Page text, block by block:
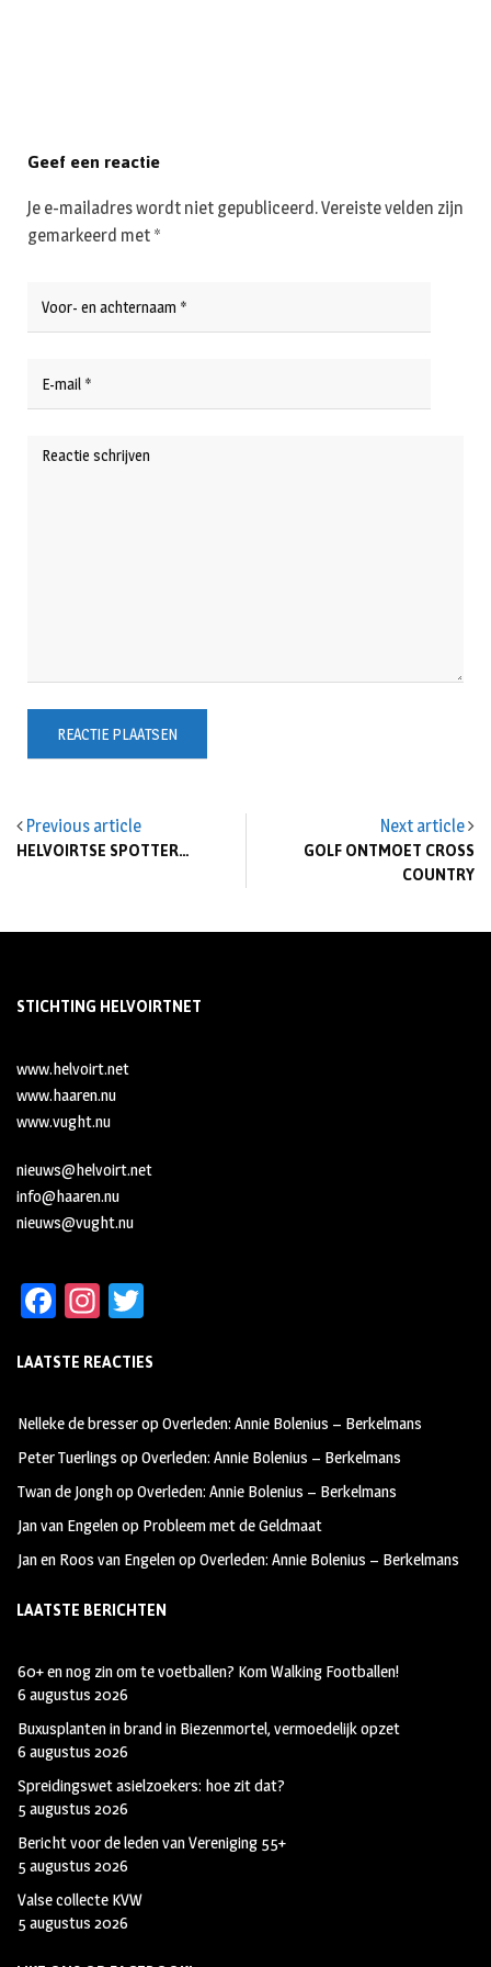
Previous article
HELVOIRTSE SPOTTER…
Next article
GOLF ONTMOET CROSS
COUNTRY
Geef een reactie
Je e-mailadres wordt niet gepubliceerd.Vereiste velden zijn
gemarkeerd met *
STICHTING HELVOIRTNET
www.helvoirt.net
www.haaren.nu
www.vught.nu
nieuws@helvoirt.net
info@haaren.nu
nieuws@vught.nu
Fa
b
oo
k
In
ag
m
tt
LAATSTE REACTIES
Nelleke de bresseropOverleden: Annie Bolenius – Berkelmans
Peter Tuerlings opOverleden: Annie Bolenius – Berkelmans
Twan de JonghopOverleden: Annie Bolenius – Berkelmans
Jan van Engelenop Probleem met de Geldmaat
Jan en Roos van EngelenopOverleden: Annie Bolenius – Berkelmans
LAATSTE BERICHTEN
60+ en nog zin om te voetballen? Kom Walking Footballen!
6 augustus 2026
Buxusplanten in brand in Biezenmortel, vermoedelijk opzet
6 augustus 2026
Spreidingswet asielzoekers: hoe zit dat?
5 augustus 2026
Bericht voor de leden van Vereniging 55+
5 augustus 2026
Valse collecte KVW
5 augustus 2026